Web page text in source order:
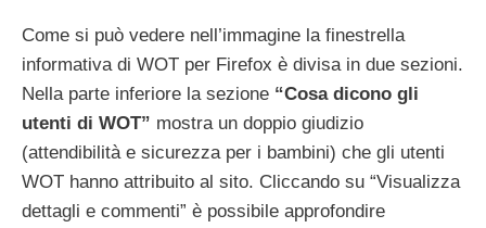
Come si può vedere nell’immagine la finestrella
informativa di WOT per Firefox è divisa in due sezioni.
Nella parte inferiore la sezione “Cosa dicono gli
utenti di WOT” mostra un doppio giudizio
(attendibilità e sicurezza per i bambini) che gli utenti
WOT hanno attribuito al sito. Cliccando su “Visualizza
dettagli e commenti” è possibile approfondire